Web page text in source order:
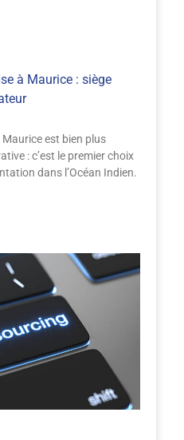
à Maurice : siège
est bien plus
: c’est le premier choix
dans l’Océan Indien.